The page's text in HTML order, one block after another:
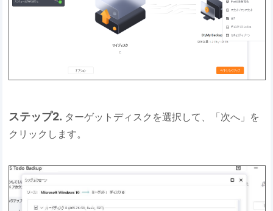
ステップ2. ターゲットディスクを選択して、「次へ」を
クリックします。